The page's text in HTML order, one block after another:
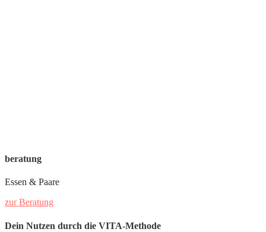
beratung
Essen & Paare
zur Beratung
Dein Nutzen durch die VITA-Methode